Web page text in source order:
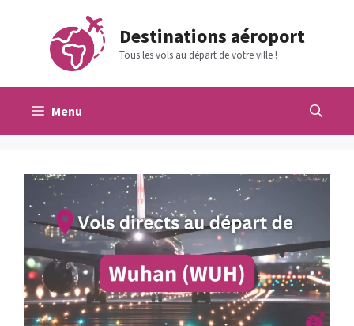
contenu
Destinations aéroport
Tous les vols au départ de votre ville !
Menu